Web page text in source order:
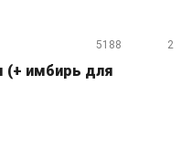
2
5188
(+ имбирь для